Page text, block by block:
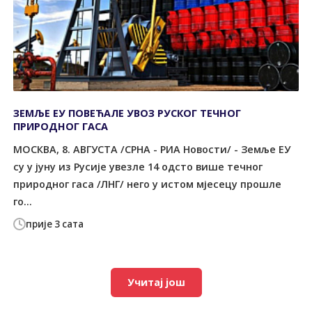
прије 3 сата
ЗЕМЉЕ ЕУ ПОВЕЋАЛЕ УВОЗ РУСКОГ ТЕЧНОГ
ПРИРОДНОГ ГАСА
МОСКВА, 8. АВГУСТА /СРНА - РИА Новости/ - Земље ЕУ
су у јуну из Русије увезле 14 одсто више течног
природног гаса /ЛНГ/ него у истом мјесецу прошле
го...
Учитај још